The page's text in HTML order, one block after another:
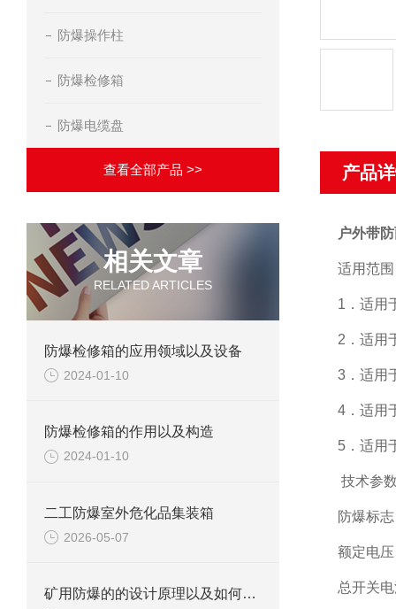
防爆操作柱
防爆检修箱
防爆电缆盘
查看全部产品 >>
相关文章
RELATED ARTICLES
防爆检修箱的应用领域以及设备
2024-01-10
防爆检修箱的作用以及构造
2024-01-10
二工防爆室外危化品集装箱
2026-05-07
矿用防爆的的设计原理以及如何选择
产品
户外带
适用范围
1．适用
2．适用
3．适用
4．适用
5．适用
技术参
防爆标
额定电
总开关